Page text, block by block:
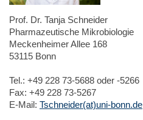
Prof. Dr. Tanja Schneider
Pharmazeutische Mikrobiologie
Meckenheimer Allee 168
53115 Bonn
Tel.: +49 228 73-5688 oder -5266
Fax: +49 228 73-5267
E-Mail: Tschneider(at)uni-bonn.de